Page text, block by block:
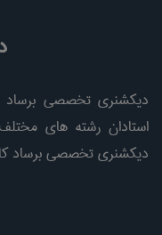
دیکشنری تخصصی برساد
استادان رشته های
دیکشنری تخصصی برساد